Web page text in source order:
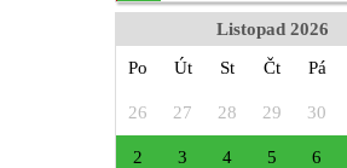
Listopad 2026
Po
Út St Čt Pá
26 27 28 29 30
2 3 4 5 6